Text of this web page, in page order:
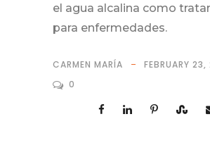
el agua alcalina como
para enfermedades.
CARMEN MARÍA
FEBRUARY
0